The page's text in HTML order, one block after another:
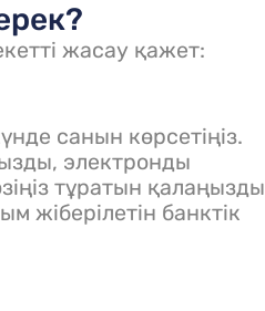
жасау қажет:
санын көрсетіңіз.
электронды
тұратын қалаңызды
жіберілетін банктік